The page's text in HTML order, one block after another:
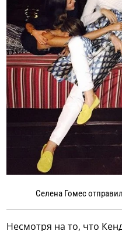
Селена Гомес
Несмотря на то, что